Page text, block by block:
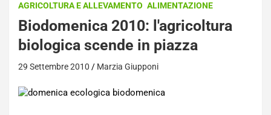
AGRICOLTURA E ALLEVAMENTO ALIMENTAZIONE
Biodomenica 2010: l'agricoltura
biologica scende in piazza
29 Settembre 2010 Marzia Giupponi